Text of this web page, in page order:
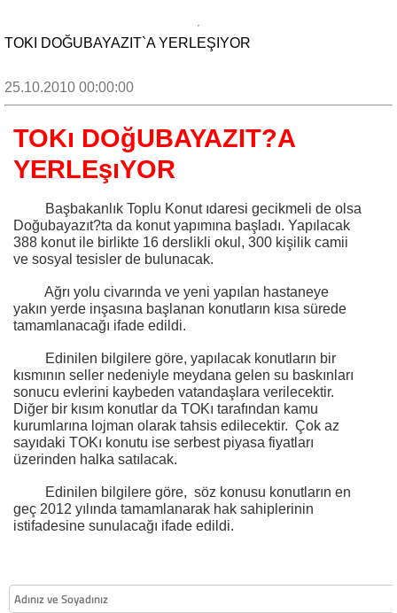
TOKI DOĞUBAYAZIT`A YERLEŞIYOR
25.10.2010 00:00:00
TOKı DOğUBAYAZIT?A
YERLEşıYOR
Başbakanlık Toplu Konut ıdaresi gecikmeli de olsa
Doğubayazıt?ta da konut yapımına başladı. Yapılacak
388 konut ile birlikte 16 derslikli okul, 300 kişilik camii
ve sosyal tesisler de bulunacak.
Ağrı yolu civarında ve yeni yapılan hastaneye
yakın yerde inşasına başlanan konutların kısa sürede
tamamlanacağı ifade edildi.
Edinilen bilgilere göre, yapılacak konutların bir
kısmının seller nedeniyle meydana gelen su baskınları
sonucu evlerini kaybeden vatandaşlara verilecektir.
Diğer bir kısım konutlar da TOKı tarafından kamu
kurumlarına lojman olarak tahsis edilecektir. Çok az
sayıdaki TOKı konutu ise serbest piyasa fiyatları
üzerinden halka satılacak.
Edinilen bilgilere göre, söz konusu konutların en
geç 2012 yılında tamamlanarak hak sahiplerinin
istifadesine sunulacağı ifade edildi.